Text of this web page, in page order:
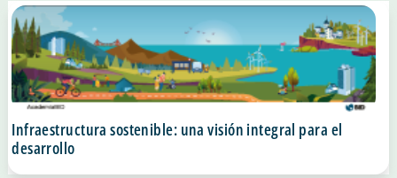
Infraestructura sostenible: una visión integral para el
desarrollo